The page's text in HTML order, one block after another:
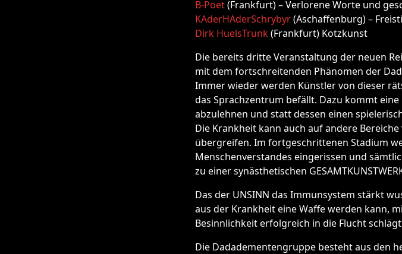
B-Poet(Frankfurt) – Verlorene Worte und
KAderHAderSchrybyr(Aschaffenburg) –
Dirk HuelsTrunk(Frankfurt) Kotzkunst
Die bereits dritte Veranstaltung der neuen
mit dem fortschreitenden Phänomen der
Immer wieder werden Künstler von dieser
das Sprachzentrum befällt. Dazu kommt
abzulehnen und statt dessen einen
Die Krankheit kann auch auf andere
übergreifen. Im fortgeschrittenen Stadium
Menschenverstandes eingerissen und
zu einer synästhetischen
Das der UNSINN das Immunsystem stärkt
aus der Krankheit eine Waffe werden kann,
Besinnlichkeit erfolgreich in die Flucht
Die Dadadementengruppe besteht aus den